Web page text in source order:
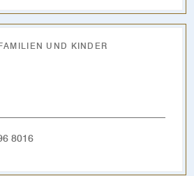
UND KINDER
8016